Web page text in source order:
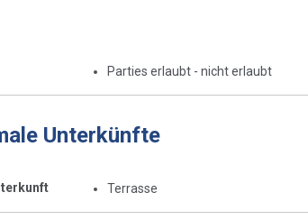
Parties erlaubt - nicht erlaubt
Unterkünfte
Terrasse